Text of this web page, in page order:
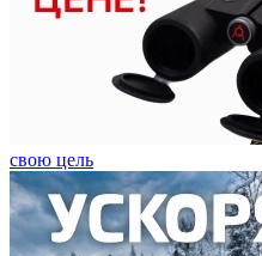
свою цель